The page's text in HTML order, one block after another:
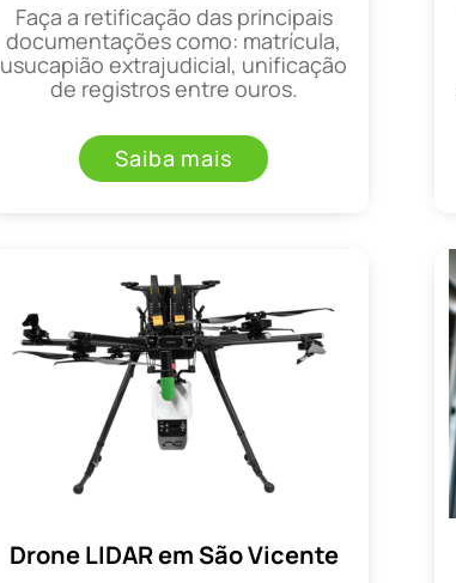
Faça a retificação das principais
documentações como: matrícula,
usucapião extrajudicial, unificação
de registros entre ouros.
Saiba mais
Drone LIDAR em São Vicente